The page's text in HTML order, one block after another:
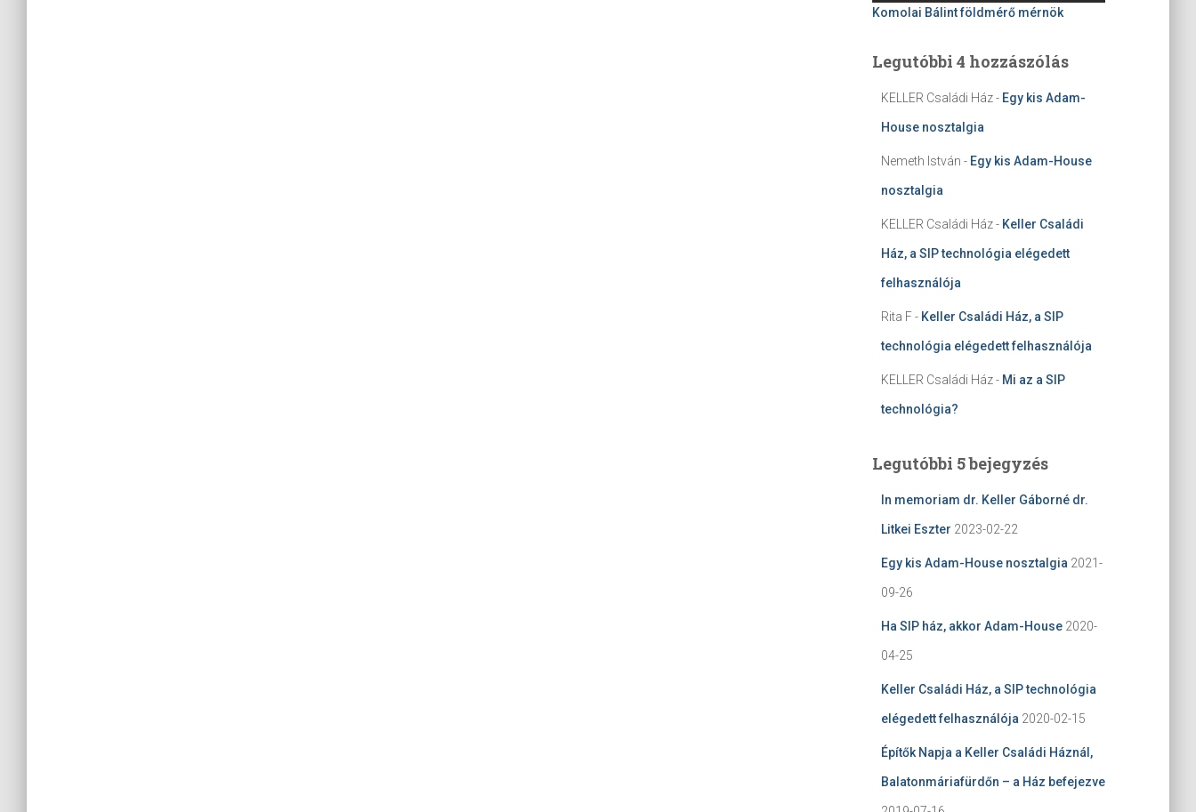
Komolai Bálint földmérő mérnök
Legutóbbi 4 hozzászólás
KELLER Családi Ház- Egy kis Adam-
House nosztalgia
Nemeth István - Egy kis Adam-House
nosztalgia
KELLER Családi Ház- Keller Családi
Ház, a SIP technológia elégedett
felhasználója
Rita F- Keller Családi Ház, a SIP
technológia elégedett felhasználója
KELLER Családi Ház- Mi az a SIP
technológia?
Legutóbbi 5 bejegyzés
In memoriam dr. Keller Gáborné dr.
Litkei Eszter 2023-02-22
Egy kis Adam-House nosztalgia 2021-
09-26
Ha SIP ház, akkor Adam-House 2020-
04-25
Keller Családi Ház, a SIP technológia
elégedett felhasználója 2020-02-15
Építők Napja a Keller Családi Háznál,
Balatonmáriafürdőn – a Ház befejezve